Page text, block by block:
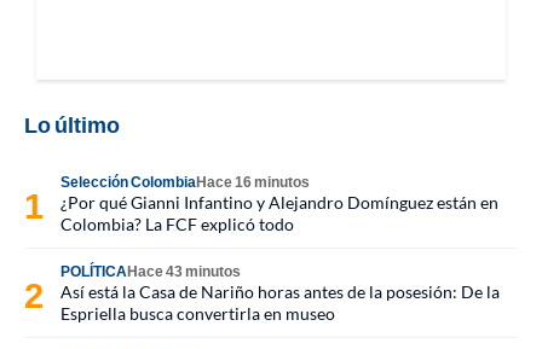
Lo último
Selección ColombiaHace 16 minutos
¿Por qué Gianni Infantino y Alejandro Domínguez están en
Colombia? La FCF explicó todo
POLÍTICAHace 43 minutos
Así está la Casa de Nariño horas antes de la posesión: De la
Espriella busca convertirla en museo